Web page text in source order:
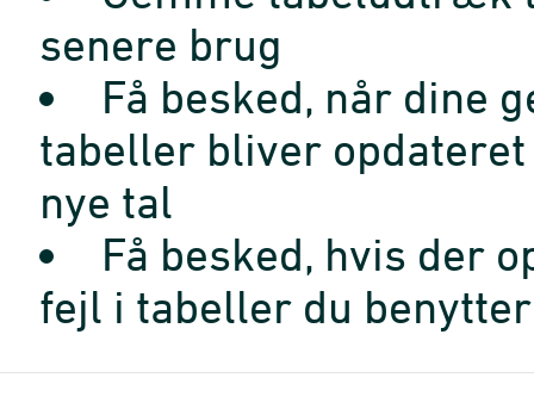
senere brug
Få besked, når dine
tabeller bliver opdateret
nye tal
Få besked, hvis der
fejl i tabeller du benytter